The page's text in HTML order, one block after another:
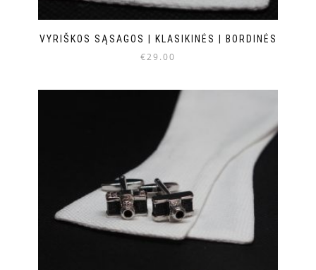
VYRIŠKOS SĄSAGOS | KLASIKINĖS | BORDINĖS
€29.00